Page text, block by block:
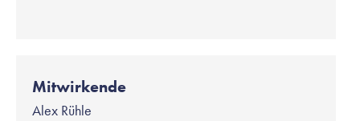
Mitwirkende
Alex Rühle